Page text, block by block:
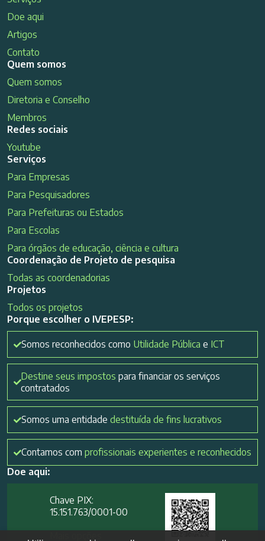
Doe aqui
Artigos
Contato
Quem somos
Quem somos
Diretoria e Conselho
Membros
Redes sociais
Youtube
Serviços
Para Empresas
Para Pesquisadores
Para Prefeituras ou Estados
Para Escolas
Para órgãos de educação, ciência e cultura
Coordenação de Projeto de pesquisa
Todas as coordenadorias
Projetos
Todos os projetos
Porque escolher o IVEPESP:
Somos reconhecidos como Utilidade Pública e ICT
Destine seus impostos para financiar os serviços
contratados
Somos uma entidade destituída de fins lucrativos
Contamos com profissionais experientes e reconhecidos
Doe aqui:
Chave PIX:
15.151.763/0001-00​